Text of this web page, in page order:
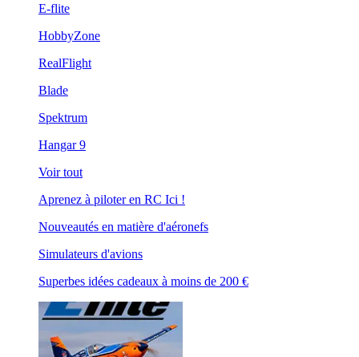
E-flite
HobbyZone
RealFlight
Blade
Spektrum
Hangar 9
Voir tout
Aprenez à piloter en RC Ici !
Nouveautés en matière d'aéronefs
Simulateurs d'avions
Superbes idées cadeaux à moins de 200 €